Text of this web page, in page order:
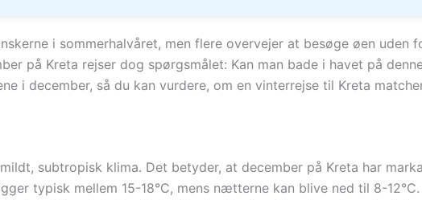
i sommerhalvåret, men flere overvejer at besøge øen uden
på Kreta rejser dog spørgsmålet: Kan man bade i havet på
i december, så du kan vurdere, om en vinterrejse til Kreta
subtropisk klima. Det betyder, at december på Kreta har
typisk mellem 15-18°C, mens nætterne kan blive ned til 8-